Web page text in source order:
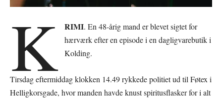
K RIMI. En 48-årig mand er blevet sigtet for
hærværk efter en episode i en dagligvarebutik i
Kolding.
Tirsdag eftermiddag klokken 14.49 rykkede politiet ud til Føtex i
Helligkorsgade, hvor manden havde knust spiritusflasker for i alt